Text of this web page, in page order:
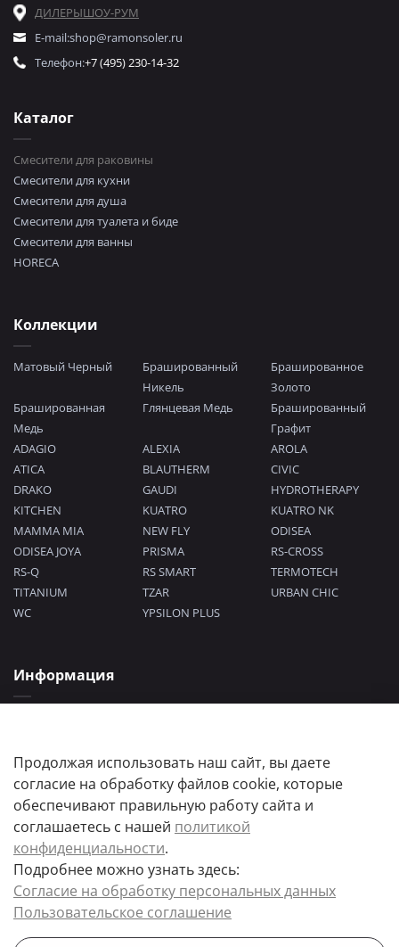
Каталог
Смесители для раковины
Смесители для кухни
Смесители для душа
Смесители для туалета и биде
Смесители для ванны
HORECA
Коллекции
Матовый Черный
Брашированный
Никель
Брашированное
Золото
Брашированная
Медь
Глянцевая Медь
Брашированный
Графит
ADAGIO
ALEXIA
AROLA
ATICA
BLAUTHERM
CIVIC
DRAKO
GAUDI
HYDROTHERAPY
KITCHEN
KUATRO
KUATRO NK
MAMMA MIA
NEW FLY
ODISEA
ODISEA JOYA
PRISMA
RS-CROSS
RS-Q
RS SMART
TERMOTECH
TITANIUM
TZAR
URBAN CHIC
WC
YPSILON PLUS
Информация
Пользовательское соглашение
ДИЛЕРЫШОУ-РУМ
E-mail:shop@ramonsoler.ru
Телефон:+7 (495) 230-14-32
Цены товаров и их количество, а так же комплектация и цвета носят
информационный характер.
Точную стоимость и наличие товара, уточняйте у менеджера.
Продолжая использовать наш сайт, вы даете
согласие на обработку файлов cookie, которые
обеспечивают правильную работу сайта и
соглашаетесь с нашей политикой
конфиденциальности.
Подробнее можно узнать здесь:
Согласие на обработку персональных данных
Пользовательское соглашение